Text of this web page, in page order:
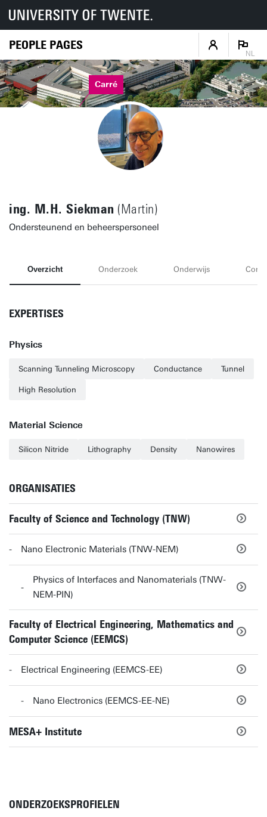
PEOPLE PAGES
NL
Carré
ing. M.H. Siekman (Martin)
Ondersteunend en beheerspersoneel
Overzicht Onderzoek Onderwijs
EXPERTISES
Physics
Scanning Tunneling Microscopy Conductance Tunnel
High Resolution
Material Science
Silicon Nitride Lithography Density Nanowires
ORGANISATIES
Faculty of Science and Technology (TNW)
Nano Electronic Materials (TNW-NEM)
Physics of Interfaces and Nanomaterials (TNW-
NEM-PIN)
Faculty of Electrical Engineering, Mathematics and
Computer Science (EEMCS)
Electrical Engineering (EEMCS-EE)
Nano Electronics (EEMCS-EE-NE)
MESA+ Institute
ONDERZOEKSPROFIELEN